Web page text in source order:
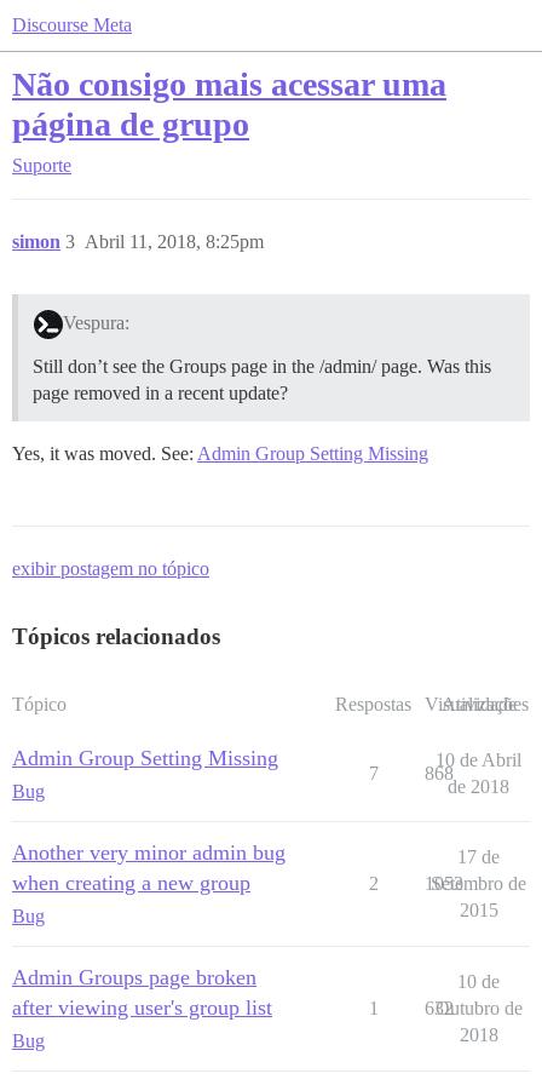
Discourse Meta
Não consigo mais acessar uma
página de grupo
Suporte
simon Abril 11, 2018, 8:25pm
3
Vespura:
Still don’t see the Groups page in the /admin/ page. Was this
page removed in a recent update?
Yes, it was moved. See: Admin Group Setting Missing
exibir postagem no tópico
Tópicos relacionados
Tópico Respostas Visualizações
Atividade
Admin Group Setting Missing
Bug
7 868
10 de Abril
de 2018
Another very minor admin bug
when creating a new group
Bug
2 1053
17 de
Setembro de
2015
Admin Groups page broken
after viewing user's group list
Bug
1 632
10 de
Outubro de
2018